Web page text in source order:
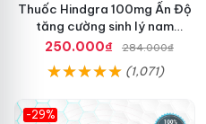
Thuốc Hindgra 100mg Ấn Độ
tăng cường sinh lý nam
hindgra-100 chống xts cương
250.000₫ 284.000₫
(1,071)
-29%